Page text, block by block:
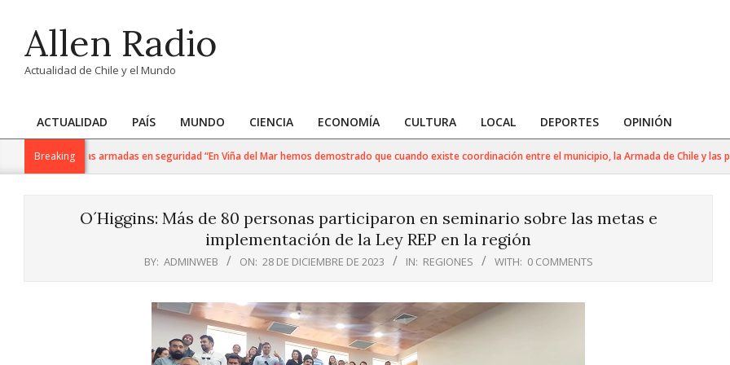
contentAllen Radio
Actualidad de Chile y el Mundo
Primary
Navigation
ACTUALIDAD PAÍS MUNDO CIENCIA ECONOMÍA CULTURA LOCAL DEPORTES OPINIÓN
Breaking
y fuerzas armadas en seguridad “En Viña del Mar hemos demostrado que cuando existe coordinación entre el municipio, la Armada de Chile y las
O´Higgins: Más de 80 personas participaron en seminario sobre las metas e
implementación de la Ley REP en la región
BY: ADMINWEB ON: 28 DE DICIEMBRE DE 2023 IN: REGIONES WITH: 0 COMMENTS